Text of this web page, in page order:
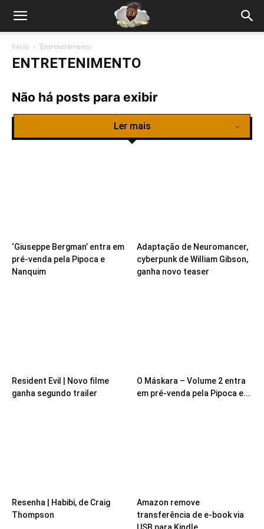
Início Entretenimento
ENTRETENIMENTO
Não há posts para exibir
Ler mais
‘Giuseppe Bergman’ entra em
pré-venda pela Pipoca e
Nanquim
Adaptação de Neuromancer,
cyberpunk de William Gibson,
ganha novo teaser
Resident Evil | Novo filme
ganha segundo trailer
O Máskara – Volume 2 entra
em pré-venda pela Pipoca e...
Resenha | Habibi, de Craig
Thompson
Amazon remove
transferência de e-book via